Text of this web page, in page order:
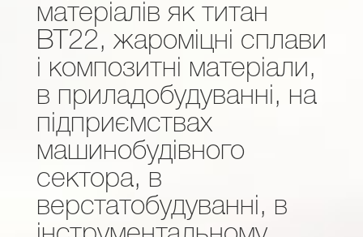
матеріалів як титан
ВТ22, жароміцні сплави
і композитні матеріали,
в приладобудуванні, на
підприємствах
машинобудівного
сектора, в
верстатобудуванні, в